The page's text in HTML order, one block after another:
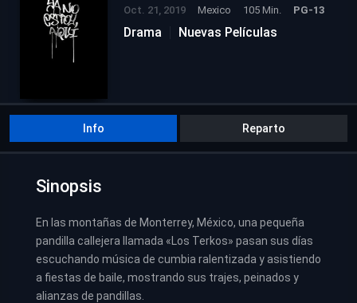
Oct. 21, 2019 Mexico 105 Min. PG-13
Drama Nuevas Películas
Info Reparto
Sinopsis
En las montañas de Monterrey, México, una pequeña
pandilla callejera llamada «Los Terkos» pasan sus días
escuchando música de cumbia ralentizada y asistiendo
a fiestas de baile, mostrando sus trajes, peinados y
alianzas de pandillas.